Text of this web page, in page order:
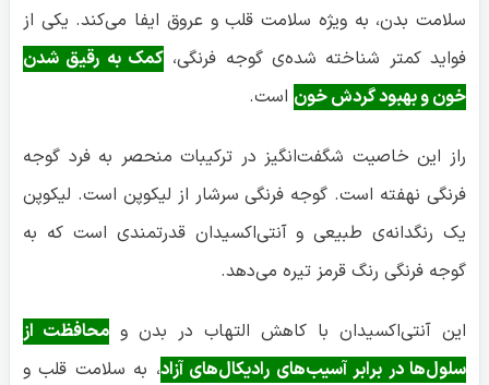
سلامت بدن، به ویژه سلامت قلب و عروق ایفا می‌کند. یکی از
فواید کمتر شناخته شده‌ی گوجه فرنگی، کمک به رقیق شدن
خون و بهبود گردش خون است.
راز این خاصیت شگفت‌انگیز در ترکیبات منحصر به فرد گوجه
فرنگی نهفته است. گوجه فرنگی سرشار از لیکوپن است. لیکوپن
یک رنگدانه‌ی طبیعی و آنتی‌اکسیدان قدرتمندی است که به
گوجه فرنگی رنگ قرمز تیره می‌دهد.
این آنتی‌اکسیدان با کاهش التهاب در بدن و محافظت از
سلول‌ها در برابر آسیب‌های رادیکال‌های آزاد، به سلامت قلب و